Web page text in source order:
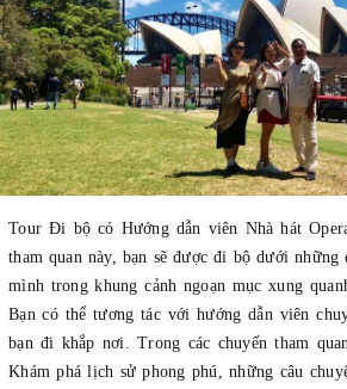
Tour Đi bộ có Hướng dẫn viên Nhà hát
tham quan này, bạn sẽ được đi bộ dưới những
mình trong khung cảnh ngoạn mục xung
Bạn có thể tương tác với hướng dẫn viên
bạn đi khắp nơi. Trong các chuyến tham
Khám phá lịch sử phong phú, những câu